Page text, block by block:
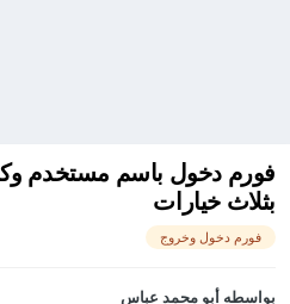
فورم دخول باسم مستخدم
بثلاث خيارات
فورم دخول وخروج
بواسطه أبو محمد عباس